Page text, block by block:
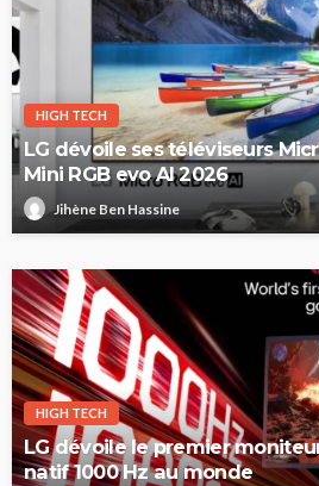
HIGH TECH
LG dévoile ses téléviseurs
Mini RGB evo AI 2026
Jihène Ben Hassine
HIGH TECH
LG dévoile le premier
natif 1000 Hz au monde